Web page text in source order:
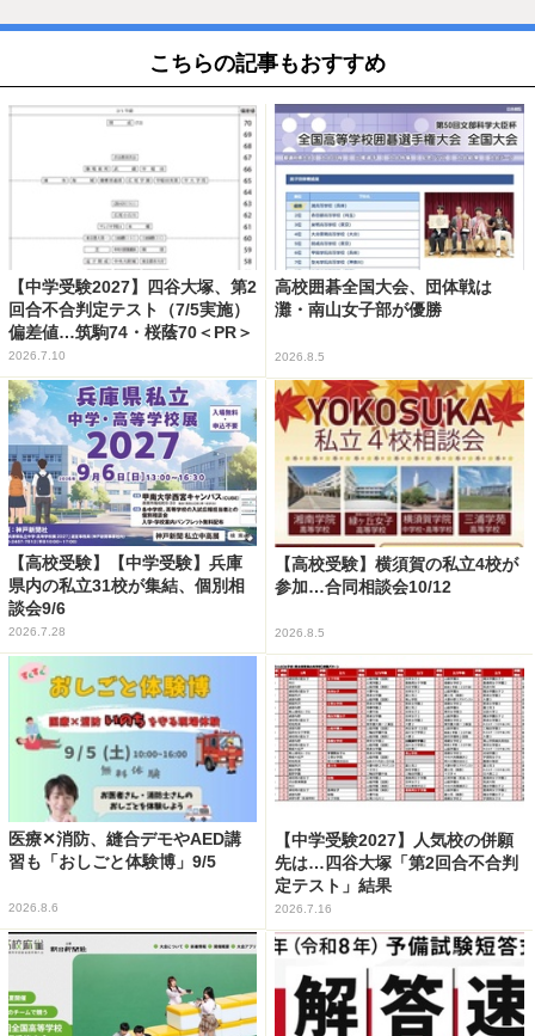
こちらの記事もおすすめ
【中学受験2027】四谷大塚、第2
回合不合判定テスト（7/5実施）
偏差値…筑駒74・桜蔭70＜PR＞
2026.7.10
高校囲碁全国大会、団体戦は
灘・南山女子部が優勝
2026.8.5
【高校受験】【中学受験】兵庫
県内の私立31校が集結、個別相
談会9/6
2026.7.28
【高校受験】横須賀の私立4校が
参加…合同相談会10/12
2026.8.5
医療✕消防、縫合デモやAED講
習も「おしごと体験博」9/5
2026.8.6
【中学受験2027】人気校の併願
先は…四谷大塚「第2回合不合判
定テスト」結果
2026.7.16